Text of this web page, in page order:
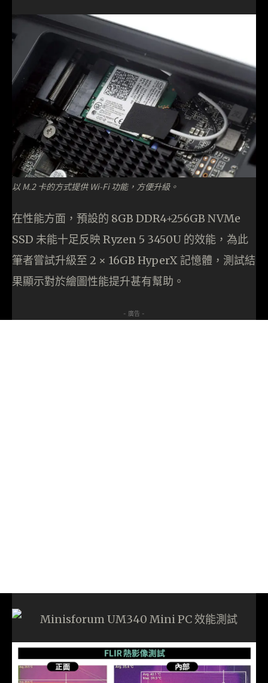
以 M.2 卡的方式提供 Wi-Fi 功能，方便升級。
在性能方面，預設的 8GB DDR4+256GB NVMe
SSD 未能十足反映 Ryzen 5 3450U 的效能，為此
筆者嘗試升級至 2 × 16GB HyperX 記憶體，測試結
果顯示對於繪圖性能提升甚有幫助。
- 廣告 -